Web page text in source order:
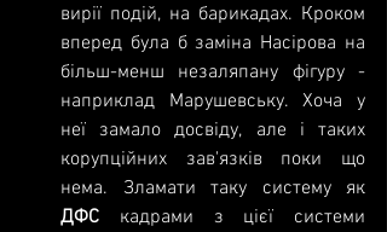
вирії подій, на барикадах. Кроком
вперед була б заміна Насірова на
більш-менш незаляпану фігуру -
наприклад Марушевську. Хоча у
неї замало досвіду, але і таких
корупційних зав'язків поки що
ДФС кадрами з цієї системи